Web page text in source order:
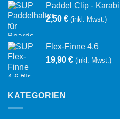
Paddel Clip -
2,50 € (inkl. Mwst.)
Flex-Finne 4.6
19,90 € (inkl. Mwst.)
KATEGORIEN